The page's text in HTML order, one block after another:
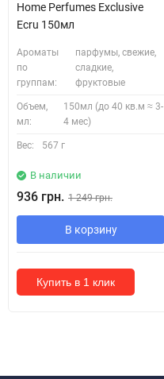
Home Perfumes Exclusive
Ecru 150мл
Ароматы
по
группам:
парфумы, свежие,
сладкие,
фруктовые
Объем,
мл:
150мл (до 40 кв.м ≈ 3-
4 мес)
Вес: 567 г
В наличии
936 грн. 1 249 грн.
В корзину
Купить в 1 клик